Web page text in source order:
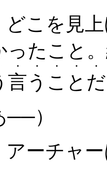
こを見
ったこと
言うことだ
・・・・・
──）
ーチャ